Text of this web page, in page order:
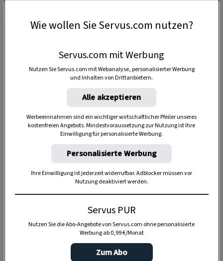
Anzeige
Wie wollen Sie Servus.com nutzen?
Servus.com mit Werbung
Nutzen Sie Servus.com mit Webanalyse, personalisierter Werbung
und Inhalten von Drittanbietern.
Alle akzeptieren
Werbeeinnahmen sind ein wichtiger wirtschaftlicher Pfeiler unseres
kostenfreien Angebots. Mindestvoraussetzung zur Nutzung ist Ihre
Einwilligung für personalisierte Werbung.
Personalisierte Werbung
Ihre Einwilligung ist jederzeit widerrufbar. Adblocker müssen vor
Nutzung deaktiviert werden.
Servus PUR
Nutzen Sie die Abo-Angebote von Servus.com ohne personalisierte
Werbung ab 0,99 €/Monat
Zum Abo